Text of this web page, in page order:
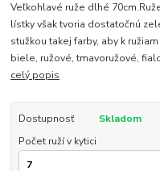
Veľkohlavé ruže dlhé
lístky však tvoria dostatočnú
stužkou takej farby, aby k
biele, ružové, tmavoružové,
celý popis
Dostupnosť
Skladom
Počet ruží v kytici